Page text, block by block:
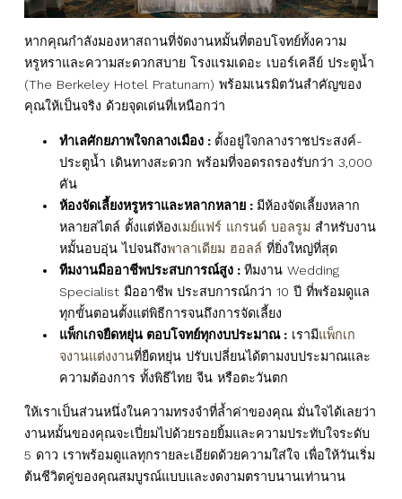
หากคุณกำลังมองหาสถานที่จัดงานหมั้นที่ตอบโจทย์ทั้งความ
หรูหราและความสะดวกสบาย โรงแรมเดอะ เบอร์เคลีย์ ประตูน้ำ
(The Berkeley Hotel Pratunam) พร้อมเนรมิตวันสำคัญของ
คุณให้เป็นจริง ด้วยจุดเด่นที่เหนือกว่า
ทำเลศักยภาพใจกลางเมือง : ตั้งอยู่ใจกลางราชประสงค์-
ประตูน้ำ เดินทางสะดวก พร้อมที่จอดรถรองรับกว่า 3,000
คัน
ห้องจัดเลี้ยงหรูหราและหลากหลาย : มีห้องจัดเลี้ยงหลาก
หลายสไตล์ ตั้งแต่ห้องเมย์แฟร์ แกรนด์ บอลรูม สำหรับงาน
หมั้นอบอุ่น ไปจนถึงพาลาเดียม ฮอลล์ ที่ยิ่งใหญ่ที่สุด
ทีมงานมืออาชีพประสบการณ์สูง :ทีมงาน Wedding
Specialist มืออาชีพ ประสบการณ์กว่า 10 ปี ที่พร้อมดูแล
ทุกขั้นตอนตั้งแต่พิธีการจนถึงการจัดเลี้ยง
แพ็กเกจยืดหยุ่น ตอบโจทย์ทุกงบประมาณ : เรามีแพ็กเก
จงานแต่งงานที่ยืดหยุ่น ปรับเปลี่ยนได้ตามงบประมาณและ
ความต้องการ ทั้งพิธีไทย จีน หรือตะวันตก
ให้เราเป็นส่วนหนึ่งในความทรงจำที่ล้ำค่าของคุณ มั่นใจได้เลยว่า
งานหมั้นของคุณจะเปี่ยมไปด้วยรอยยิ้มและความประทับใจระดับ
5 ดาว เราพร้อมดูแลทุกรายละเอียดด้วยความใส่ใจ เพื่อให้วันเริ่ม
ต้นชีวิตคู่ของคุณสมบูรณ์แบบและงดงามตราบนานเท่านาน